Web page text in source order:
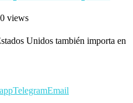
views
Unidos también importa en
TelegramEmail